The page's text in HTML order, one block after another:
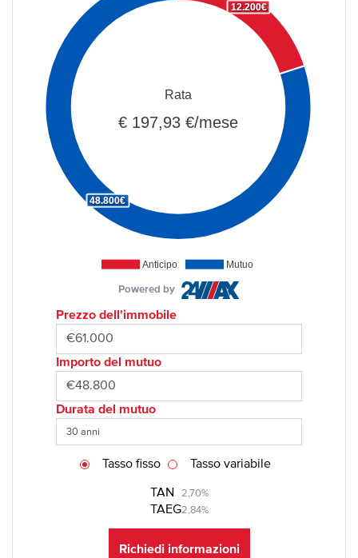
Anticipo Mutuo
12.200€
48.800€
Rata
€ 197,93 €/mese
Powered by
Prezzo dell'immobile
Importo del mutuo
Durata del mutuo
TAN 2,70%
TAEG2,84%
Tasso fisso Tasso variabile
Richiedi informazioni